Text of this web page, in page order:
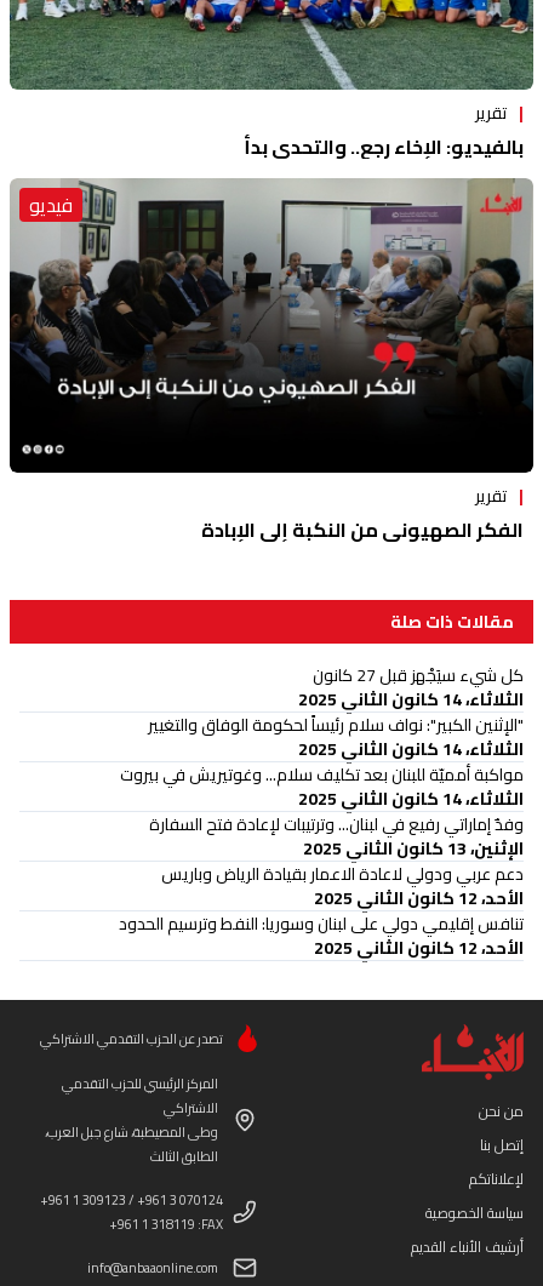
تقرير
بالفيديو: الإخاء رجع.. والتحدي بدأ
فيديو
تقرير
الفكر الصهيوني من النكبة إلى الإبادة
مقالات ذات صلة
كل شيء سيَجْهز قبل 27 كانون
الثلاثاء، 14 كانون الثاني 2025
"الإثنين الكبير": نواف سلام رئيساً لحكومة الوفاق والتغيير
الثلاثاء، 14 كانون الثاني 2025
مواكبة أمميّة للبنان بعد تكليف سلام... وغوتيريش في بيروت
الثلاثاء، 14 كانون الثاني 2025
وفدٌ إماراتي رفيع في لبنان... وترتيبات لإعادة فتح السفارة
الإثنين، 13 كانون الثاني 2025
دعم عربي ودولي لاعادة الاعمار بقيادة الرياض وباريس
الأحد، 12 كانون الثاني 2025
تنافس إقليمي دولي على لبنان وسوريا: النفط وترسيم الحدود
الأحد، 12 كانون الثاني 2025
من نحن
إتصل بنا
لإعلاناتكم
سياسة الخصوصية
أرشيف الأنباء القديم
تصدر عن الحزب التقدمي الاشتراكي
المركز الرئيسي للحزب التقدمي
الاشتراكي
وطى المصيطبة، شارع جبل العرب،
الطابق الثالث
+961 1 309123 / +961 3 070124
+961 1 318119 :FAX
info@anbaaonline.com